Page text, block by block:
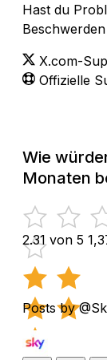
Hast du
X.com-
Offizielle
Wie
Monaten
2.31 von 5
Posts by